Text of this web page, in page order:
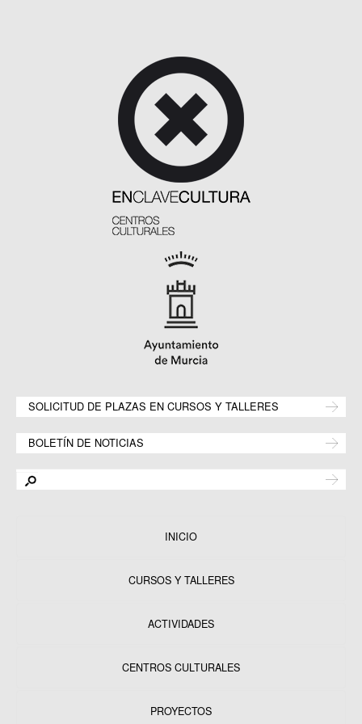
SOLICITUD DE PLAZAS EN CURSOS Y TALLERES
BOLETÍN DE NOTICIAS
INICIO
CURSOS Y TALLERES
ACTIVIDADES
CENTROS CULTURALES
PROYECTOS